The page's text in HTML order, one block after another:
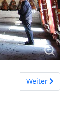
Nächster
Weiter